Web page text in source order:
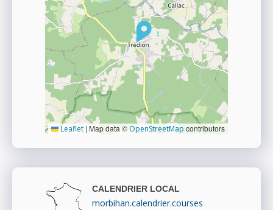
Leaflet | Map data ©OpenStreetMap contributors
CALENDRIER LOCAL
morbihan.calendrier.courses